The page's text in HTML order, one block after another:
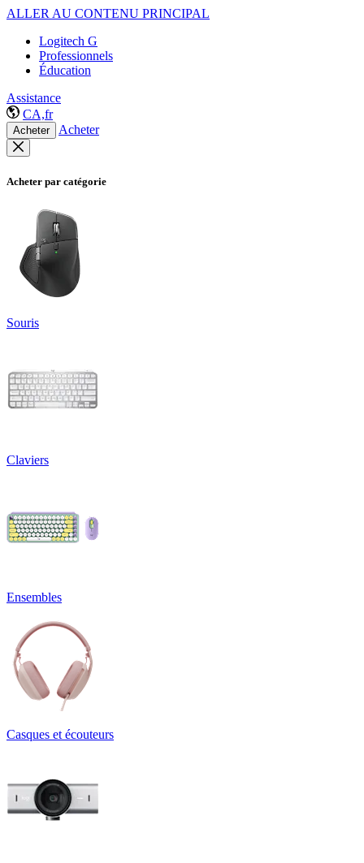
ALLER AU CONTENU PRINCIPAL
Logitech G
Professionnels
Éducation
Assistance
CA,fr
Acheter Acheter
Acheter par catégorie
Souris
Claviers
Ensembles
Casques et écouteurs